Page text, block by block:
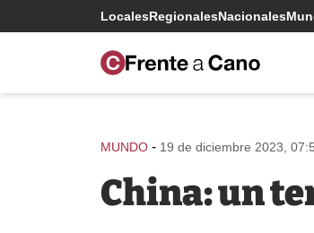
LocalesRegionalesNacionales
MUNDO - 19 de diciembre 2023,
China: un